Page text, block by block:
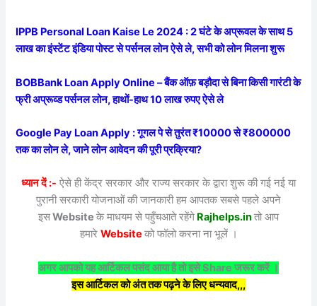
IPPB Personal Loan Kaise Le 2024 : 2 घंटे के अप्रूवल के साथ 5
लाख का इंस्टेंट इंडिया पोस्ट से पर्सनल लोन ऐसे ले, सभी को लोन मिलना शुरू
BOBBank Loan Apply Online – बैंक ऑफ़ बड़ौदा से बिना किसी गारंटी के
फ्री अप्रूव्ड पर्सनल लोन, हाथों-हाथ 10 लाख रुपए ऐसे ले
Google Pay Loan Apply : गूगल पे से तुरंत ₹10000 से ₹800000
तक का लोन ले, जाने लोन आवेदन की पूरी प्रक्रिया?
ध्यान दें :- ऐसे ही केंद्र सरकार और राज्य सरकार के द्वारा शुरू की गई नई या
पुरानी सरकारी योजनाओं की जानकारी हम आपतक सबसे पहले अपने
इसWebsite के माधयम से पहुँचआते रहेंगे Rajhelps.inतो आप
हमारे Website को फॉलो करना ना भूलें ।
अगर आपको यह आर्टिकल पसंद आया है तो इसे Share जरूर करें ।
इस आर्टिकल को अंत तक पढ़ने के लिए धन्यवाद,,,